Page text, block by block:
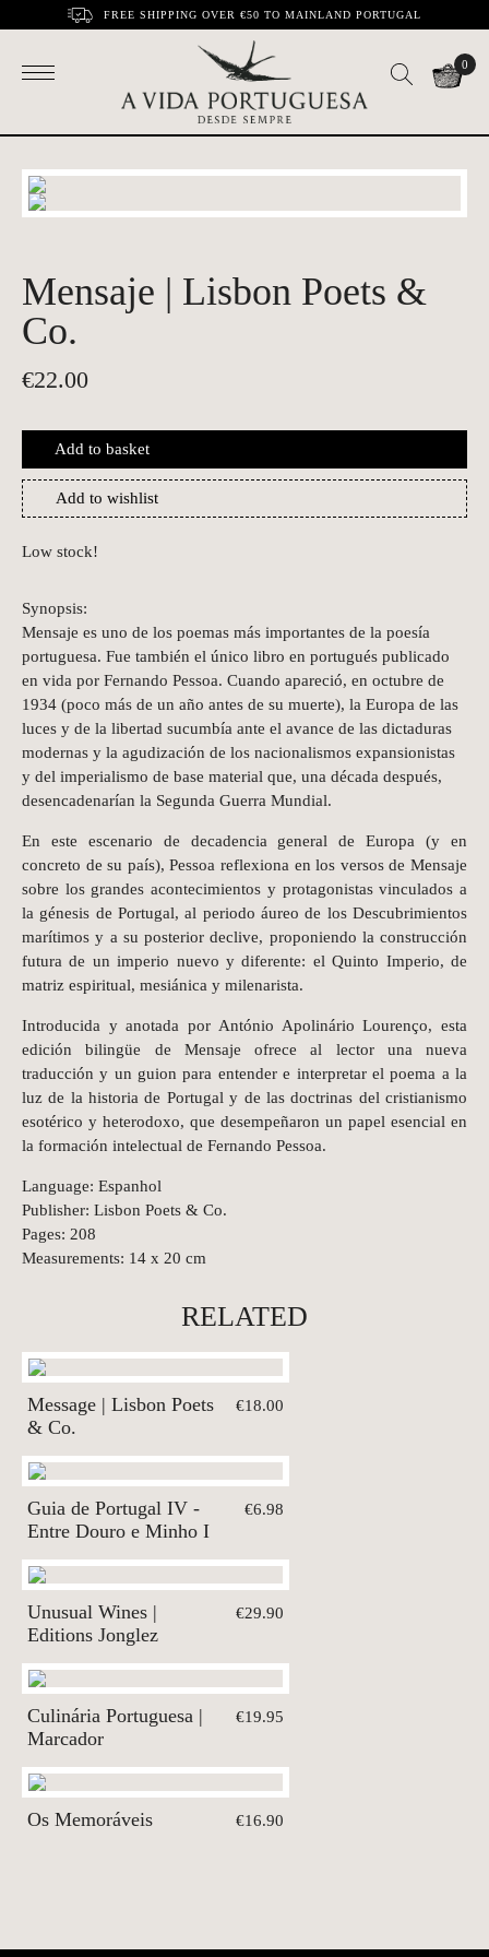
FREE SHIPPING OVER €50 TO MAINLAND PORTUGAL
0
Mensaje | Lisbon Poets &
Co.
€22.00
Add to basket
Add to wishlist
Low stock!
Synopsis:
Mensaje es uno de los poemas más importantes de la poesía
portuguesa. Fue también el único libro en portugués publicado
en vida por Fernando Pessoa. Cuando apareció, en octubre de
1934 (poco más de un año antes de su muerte), la Europa de las
luces y de la libertad sucumbía ante el avance de las dictaduras
modernas y la agudización de los nacionalismos expansionistas
y del imperialismo de base material que, una década después,
desencadenarían la Segunda Guerra Mundial.
En este escenario de decadencia general de Europa (y en
concreto de su país), Pessoa reflexiona en los versos de Mensaje
sobre los grandes acontecimientos y protagonistas vinculados a
la génesis de Portugal, al periodo áureo de los Descubrimientos
marítimos y a su posterior declive, proponiendo la construcción
futura de un imperio nuevo y diferente: el Quinto Imperio, de
matriz espiritual, mesiánica y milenarista.
Introducida y anotada por António Apolinário Lourenço, esta
edición bilingüe de Mensaje ofrece al lector una nueva
traducción y un guion para entender e interpretar el poema a la
luz de la historia de Portugal y de las doctrinas del cristianismo
esotérico y heterodoxo, que desempeñaron un papel esencial en
la formación intelectual de Fernando Pessoa.
Language: Espanhol
Publisher: Lisbon Poets & Co.
Pages: 208
Measurements: 14 x 20 cm
RELATED
Message | Lisbon Poets
& Co.
€18.00
Guia de Portugal IV -
Entre Douro e Minho I
€6.98
Unusual Wines |
Editions Jonglez
€29.90
Culinária Portuguesa |
Marcador
€19.95
Os Memoráveis €16.90